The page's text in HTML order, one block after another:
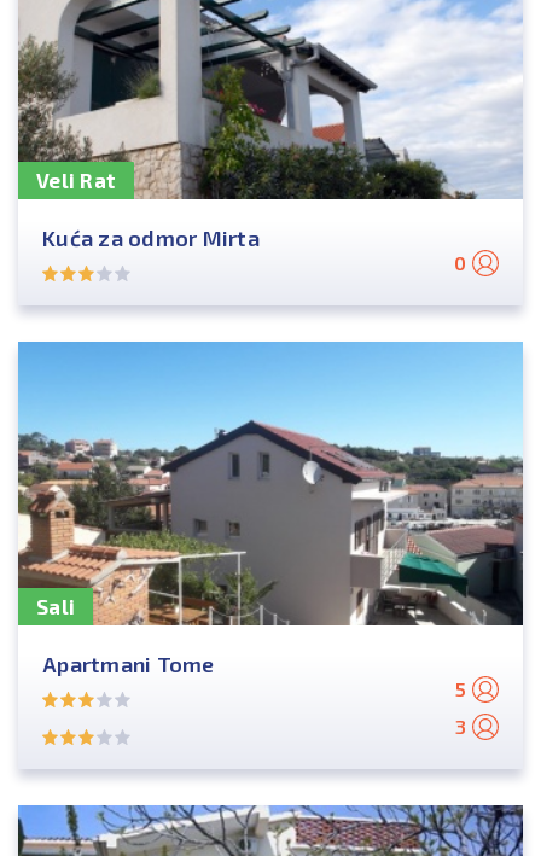
Veli Rat
Kuća za odmor Mirta
0
Sali
Apartmani Tome
5
3